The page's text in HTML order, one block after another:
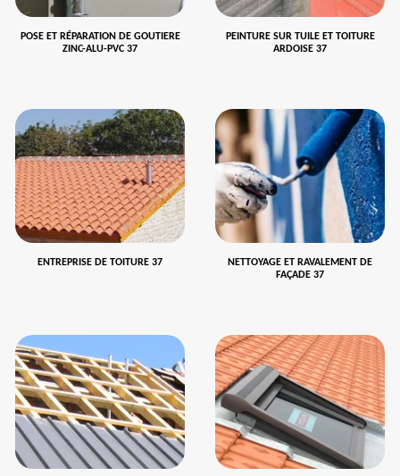
POSE ET RÉPARATION DE GOUTIERE
ZINC-ALU-PVC 37
PEINTURE SUR TUILE ET TOITURE
ARDOISE 37
ENTREPRISE DE TOITURE 37
NETTOYAGE ET RAVALEMENT DE
FAÇADE 37